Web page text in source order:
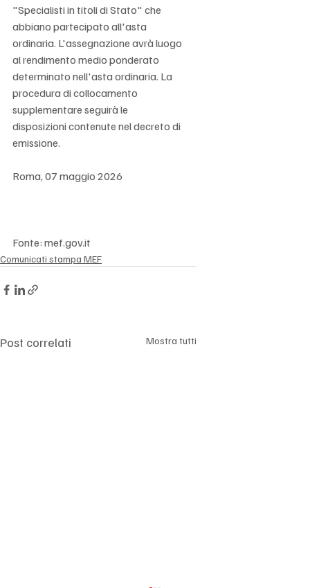
"Specialisti in titoli di Stato" che
abbiano partecipato all'asta
ordinaria. L'assegnazione avrà luogo
al rendimento medio ponderato
determinato nell'asta ordinaria. La
procedura di collocamento
supplementare seguirà le
disposizioni contenute nel decreto di
emissione.
Roma, 07 maggio 2026
Fonte: mef.gov.it
Comunicati stampa MEF
Post correlati Mostra tutti